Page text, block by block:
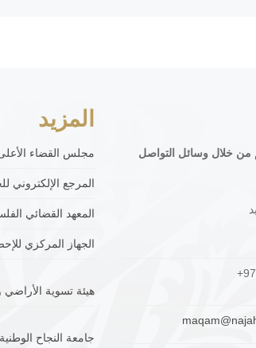
من خلال وسائل التواصل
المزيد
مجلس القضاء
المرجع الإلكتروني
المعهد القضائي
الجهاز المركزي
هيئة تسوية الأراضي
جامعة النجاح الوطنية